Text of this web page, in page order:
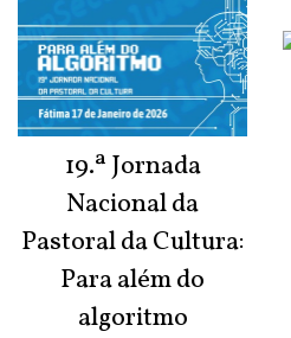
19.ª Jornada
Nacional da
Pastoral da Cultura:
Para além do
algoritmo